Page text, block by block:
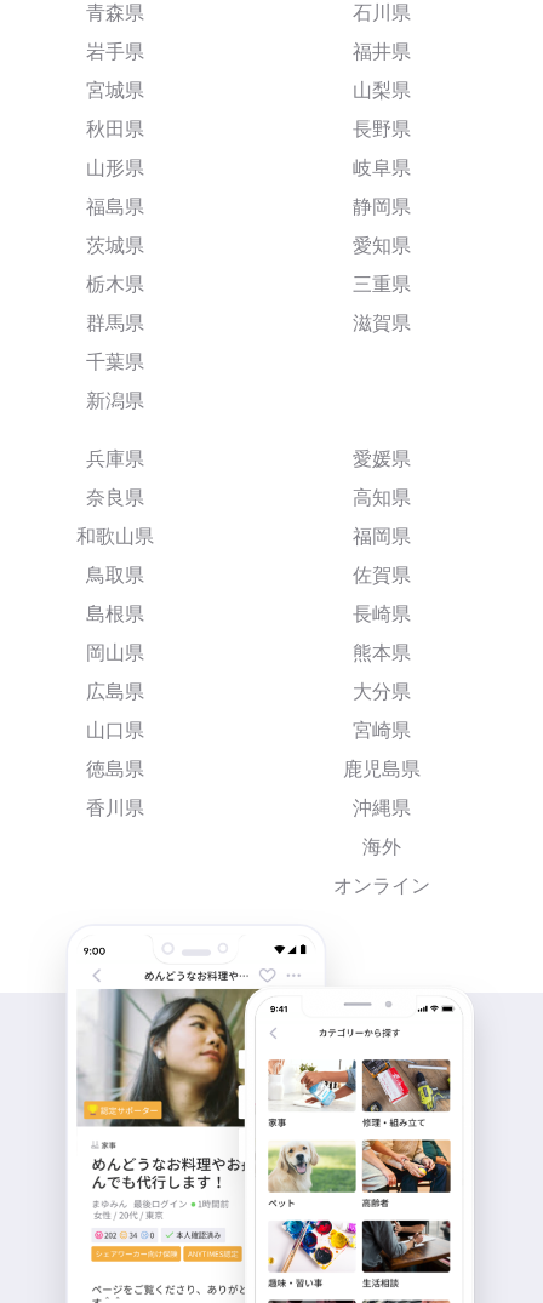
青森県
岩手県
宮城県
秋田県
山形県
福島県
茨城県
栃木県
群馬県
千葉県
新潟県
石川県
福井県
山梨県
長野県
岐阜県
静岡県
愛知県
三重県
滋賀県
兵庫県
奈良県
和歌山県
鳥取県
島根県
岡山県
広島県
山口県
徳島県
香川県
愛媛県
高知県
福岡県
佐賀県
長崎県
熊本県
大分県
宮崎県
鹿児島県
沖縄県
海外
オンライン